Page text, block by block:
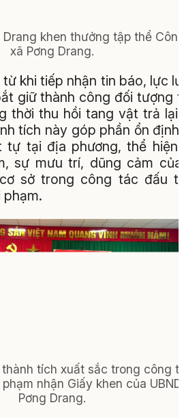
Drang khen thưởng tập thể
xã Pơng Drang.
từ khi tiếp nhận tin báo, lực
giữ thành công đối tượng
thời thu hồi tang vật trả lại
tích này góp phần ổn định
tự tại địa phương, thể hiện
sự mưu trí, dũng cảm
sở trong công tác đấu
tích xuất sắc trong công
nhận Giấy khen của
Pơng Drang.